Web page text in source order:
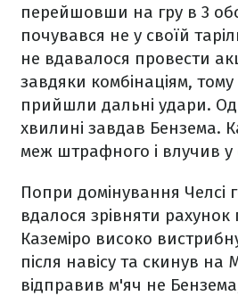
перейшовши на гру в 3
почувався не у своїй
не вдавалося провести
завдяки комбінаціям,
прийшли дальні удари.
хвилині завдав Бензема.
меж штрафного і влучив у
Попри домінування Челсі
вдалося зрівняти рахунок
Каземіро високо
після навісу та скинув на
відправив м'яч не